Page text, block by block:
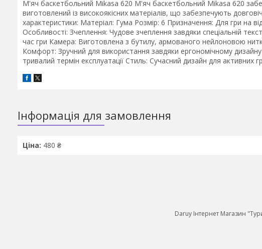
М'яч баскетбольний Mikasa 620 М'яч баскетбольний Mikasa 620
виготовлений із високоякісних матеріалів, що забезпечують
характеристики: Матеріал: Гума Розмір: 6 Призначення: Для гри на
Особливості: Зчеплення: Чудове зчеплення завдяки спеціальній
час гри Камера: Виготовлена з бутилу, армованого нейлоновою
Комфорт: Зручний для використання завдяки ергономічному дизайну
тривалий термін експлуатації Стиль: Сучасний дизайн для активних
Інформація для замовлення
Ціна: 480 ₴